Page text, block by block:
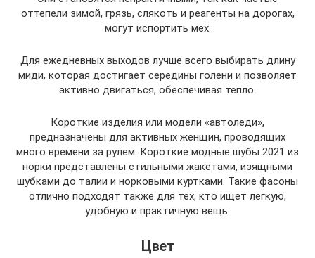
оттепели зимой, грязь, слякоть и реагенты на дорогах,
могут испортить мех.
Для ежедневных выходов лучше всего выбирать длину
миди, которая достигает середины голени и позволяет
активно двигаться, обеспечивая тепло.
Короткие изделия или модели «автоледи»,
предназначены для активных женщин, проводящих
много времени за рулем. Короткие модные шубы 2021 из
норки представлены стильными жакетами, изящными
шубками до талии и норковыми куртками. Такие фасоны
отлично подходят также для тех, кто ищет легкую,
удобную и практичную вещь.
Цвет